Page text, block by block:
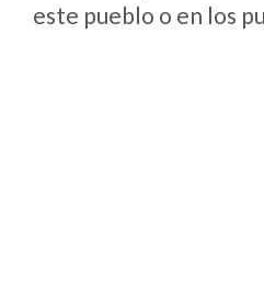
este pueblo o en los